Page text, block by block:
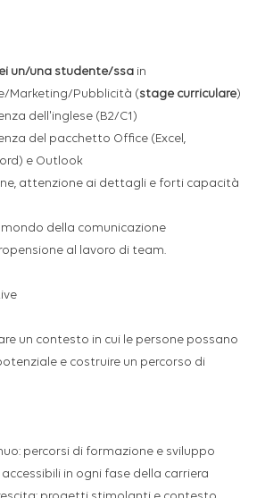
un/una studente/ssa in
Marketing/Pubblicità (stage curriculare)
dell'inglese (B2/C1)
del pacchetto Office (Excel,
e Outlook
attenzione ai dettagli e forti capacità
mondo della comunicazione
al lavoro di team.
un contesto in cui le persone possano
e costruire un percorso di
percorsi di formazione e sviluppo
in ogni fase della carriera